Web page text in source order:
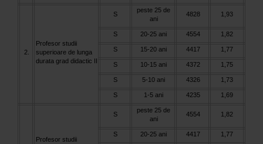
2.
Profesor studii
superioare de lunga
durata grad didactic II
S
peste 25 de
ani
4828 1,93
S 20-25 ani 4554 1,82
S 15-20 ani 4417 1,77
S 10-15 ani 4372 1,75
S 5-10 ani 4326 1,73
S 1-5 ani 4235 1,69
Profesor studii
S
peste 25 de
ani
4554 1,82
S 20-25 ani 4417 1,77